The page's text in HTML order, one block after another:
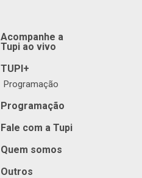
Acompanhe a
Tupi ao vivo
TUPI+
Programação
Programação
Fale com a Tupi
Quem somos
Outros